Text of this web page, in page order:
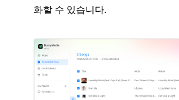
화할 수 있습니다.